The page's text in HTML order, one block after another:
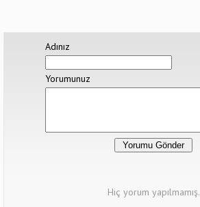
Adınız
Yorumunuz
Hiç yorum yapılmamış.